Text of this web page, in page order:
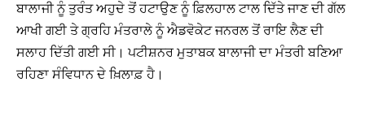
ਬਾਲਾਜੀ ਨੂੰ ਤੁਰੰਤ ਅਹੁਦੇ ਤੋਂ ਹਟਾਉਣ ਨੂੰ ਫ਼ਿਲਹਾਲ ਟਾਲ ਦਿੱਤੇ ਜਾਣ ਦੀ ਗੱਲ
ਆਖੀ ਗਈ ਤੇ ਗ੍ਰਹਿ ਮੰਤਰਾਲੇ ਨੂੰ ਐਡਵੋਕੇਟ ਜਨਰਲ ਤੋਂ ਰਾਇ ਲੈਣ ਦੀ
ਸਲਾਹ ਦਿੱਤੀ ਗਈ ਸੀ। ਪਟੀਸ਼ਨਰ ਮੁਤਾਬਕ ਬਾਲਾਜੀ ਦਾ ਮੰਤਰੀ ਬਣਿਆ
ਰਹਿਣਾ ਸੰਵਿਧਾਨ ਦੇ ਖ਼ਿਲਾਫ਼ ਹੈ।